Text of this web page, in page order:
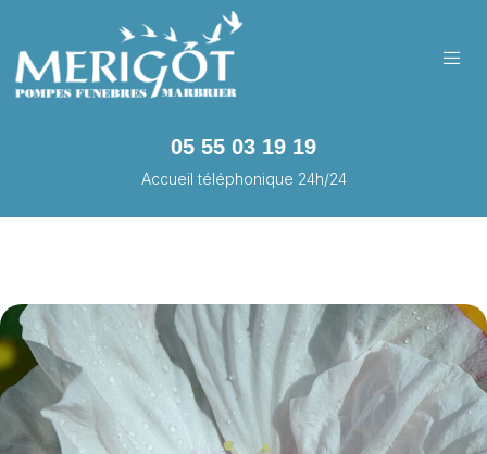
05 55 03 19 19
Accueil téléphonique 24h/24